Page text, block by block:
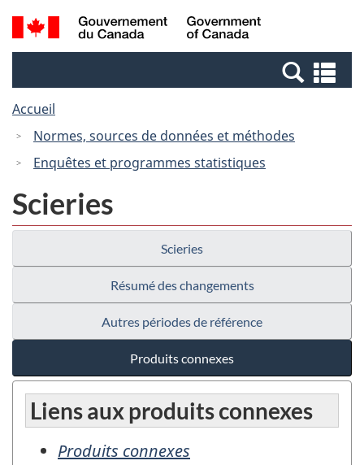
Passer
au
Passer
à
Canada
Recherche
et
et
Accueil
Normes, sources de données et méthodes
Enquêtes et programmes statistiques
Scieries
Scieries
Résumé des changements
Autres périodes de référence
Produits connexes
Liens aux produits connexes
Produits connexes